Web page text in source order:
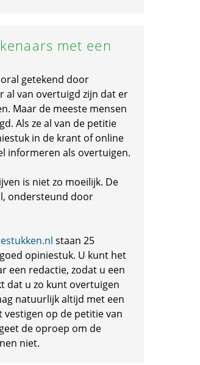
met een
getekend door
al van overtuigd zijn dat er
Maar de meeste mensen
Als ze al van de petitie
in de krant of online
informeren als overtuigen.
is niet zo moeilijk. De
ondersteund door
staan 25
opiniestuk. U kunt het
een redactie, zodat u een
dat u zo kunt overtuigen
natuurlijk altijd met een
op de petitie van
de oproep om de
niet.